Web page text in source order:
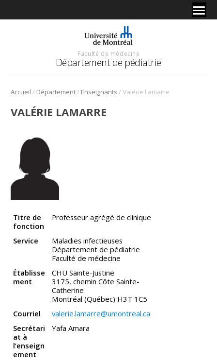
Faculté de médecine
Département de pédiatrie
Accueil / Département/ Enseignants /Valérie Lamarre
VALÉRIE LAMARRE
Titre de
fonction
Professeur agrégé de clinique
Service
Maladies infectieuses
Département de pédiatrie
Faculté de médecine
Établisse
ment
CHU Sainte-Justine
3175, chemin Côte Sainte-
Catherine
Montréal (Québec) H3T 1C5
Courriel
valerie.lamarre@umontreal.ca
Secrétari
at à
l’enseign
ement
Yafa Amara